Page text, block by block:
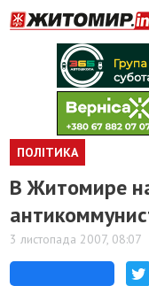
ПОЛІТИКА
В Житомире
3 листопада 2007, 08:07